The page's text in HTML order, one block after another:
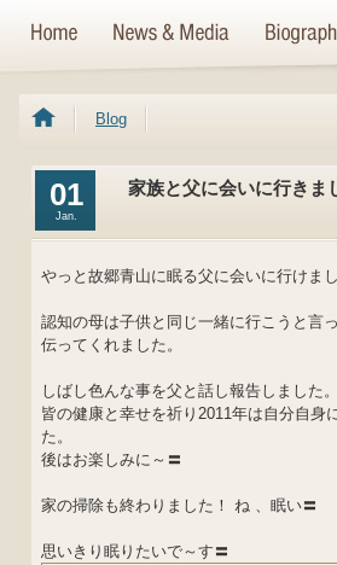
Blog
01
Jan.
家族と父に会いに行きま
やっと故郷青山に眠る父に会いに行けまし
認知の母は子供と同じ一緒に行こうと言
伝ってくれました。
しばし色んな事を父と話し報告しました
皆の健康と幸せを祈り2011年は自分自身
た。
後はお楽しみに～〓
家の掃除も終わりました！ ね 、眠い〓
思いきり眠りたいで～す〓